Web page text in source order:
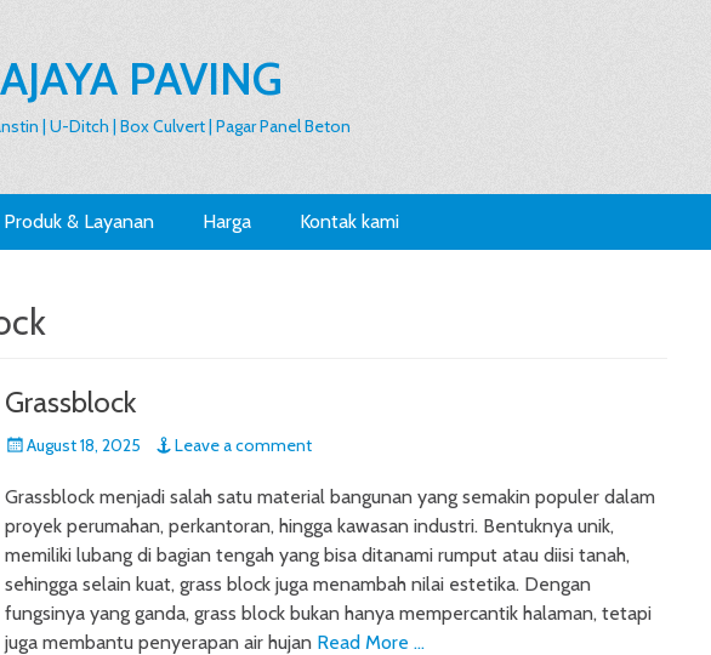
PAVING
| U-Ditch | Box Culvert | Pagar Panel Beton
Produk & Layanan Harga Kontak kami
Grassblock
Posted
August 18, 2025 Leave a comment
Grassblock menjadi salah satu material bangunan yang semakin populer dalam
proyek perumahan, perkantoran, hingga kawasan industri. Bentuknya unik,
memiliki lubang di bagian tengah yang bisa ditanami rumput atau diisi tanah,
sehingga selain kuat, grass block juga menambah nilai estetika. Dengan
fungsinya yang ganda, grass block bukan hanya mempercantik halaman, tetapi
juga membantu penyerapan air hujan Read More …